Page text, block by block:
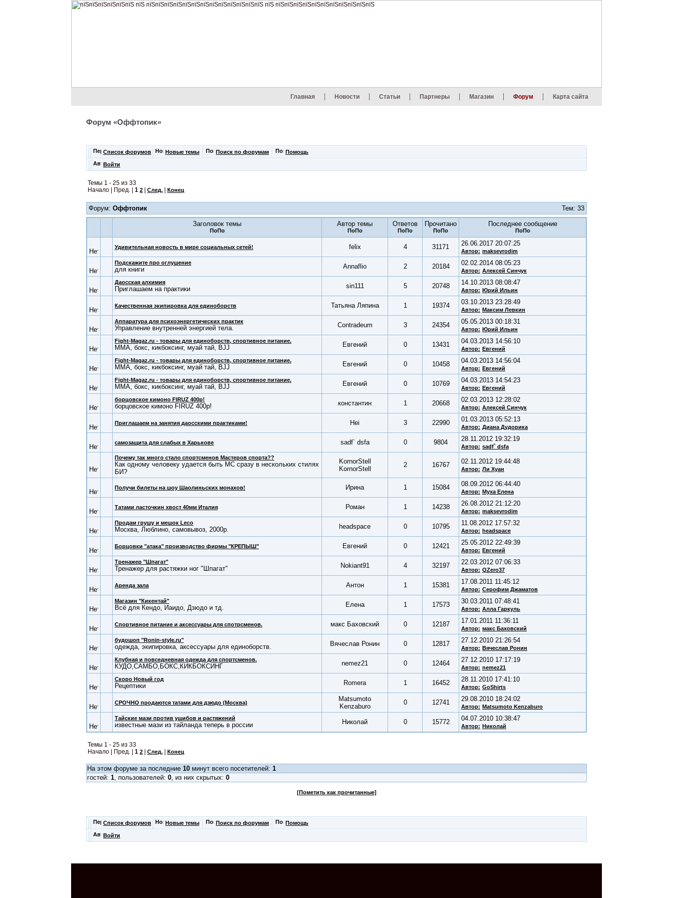
Главная Новости Статьи Партнеры Магазин Форум Карта сайта
Форум «Оффтопик»
Список форумов Новые темы Поиск по форумам Помощь
Войти
Темы 1 - 25 из 33
Начало | Пред. | 1 2 След. Конец
Форум: Оффтопик Тем: 33
Заголовок темы Автор темы Ответов Прочитано Последнее сообщение
Удивительная новость в мире социальных сетей! felix 4 31171 26.06.2017 20:07:25
Автор: maksevrodim
Подскажите про оглушение
для книги Annaflio 2 20184 02.02.2014 08:05:23
Автор: Алексей Синчук
Даосская алхимия
Приглашаем на практики sin111 5 20748 14.10.2013 08:08:47
Автор: Юрий Ильин
Качественная экипировка для единоборств Татьяна Ляпина 1 19374 03.10.2013 23:28:49
Автор: Максим Левкин
Аппаратура для психоэнергетических практик
Управление внутренней энергией тела. Contradeum 3 24354 05.05.2013 00:18:31
Автор: Юрий Ильин
Fight-Magaz.ru - товары для единоборств, спортивное питание.
ММА, бокс, кикбоксинг, муай тай, BJJ Евгений 0 13431 04.03.2013 14:56:10
Автор: Евгений
Fight-Magaz.ru - товары для единоборств, спортивное питание.
ММА, бокс, кикбоксинг, муай тай, BJJ Евгений 0 10458 04.03.2013 14:56:04
Автор: Евгений
Fight-Magaz.ru - товары для единоборств, спортивное питание.
ММА, бокс, кикбоксинг, муай тай, BJJ Евгений 0 10769 04.03.2013 14:54:23
Автор: Евгений
борцовское кимоно FIRUZ 400р!
борцовское кимоно FIRUZ 400р! константин 1 20668 02.03.2013 12:28:02
Автор: Алексей Синчук
Приглашаем на занятия даосскими практиками! Hei 3 22990 01.03.2013 05:52:13
Автор: Диана Дудорика
самозащита для слабых в Харькове sadf` dsfa 0 9804 28.11.2012 19:32:19
Автор: sadf` dsfa
Почему так много стало спортсменов Мастеров спорта??
Как одному человеку удается быть МС сразу в нескольких стилях
БИ?
KornorStell
KornorStell
2 16767 02.11.2012 19:44:48
Автор: Ли Хуан
Получи билеты на шоу Шаолиньских монахов! Ирина 1 15084 08.09.2012 06:44:40
Автор: Муха Елена
Татами ласточкин хвост 40мм Италия Роман 1 14238 26.08.2012 21:12:20
Автор: maksevrodim
Продам грушу и мешок Leco
Москва, Люблино, самовывоз, 2000p. headspace 0 10795 11.08.2012 17:57:32
Автор: headspace
Борцовки "атака" производство фирмы "КРЕПЫШ" Евгений 0 12421 25.05.2012 22:49:39
Автор: Евгений
Тренажер "Шпагат"
Тренажер для растяжки ног "Шпагат" Nokiant91 4 32197 22.03.2012 07:06:33
Автор: QZero37
Аренда зала Антон 1 15381 17.08.2011 11:45:12
Автор: Серофим Джаматов
Магазин "Кикентай"
Всё для Кендо, Иаидо, Дзюдо и тд. Елена 1 17573 30.03.2011 07:48:41
Автор: Алла Гаркуль
Cпортивное питание и аксессуары для спотрсменов. макс Баховский 0 12187 17.01.2011 11:36:11
Автор: макс Баховский
будошоп "Ronin-style.ru"
одежда, экипировка, аксессуары для единоборств. Вячеслав Ронин 0 12817 27.12.2010 21:26:54
Автор: Вячеслав Ронин
Клубная и повседневная одежда для спортсменов.
КУДО,САМБО,БОКС,КИКБОКСИНГ nemez21 0 12464 27.12.2010 17:17:19
Автор: nemez21
Скоро Новый год
Рецептики Romera 1 16452 28.11.2010 17:41:10
Автор: GoShirts
СРОЧНО продаются татами для дзюдо (Москва)
Matsumoto
Kenzaburo
0 12741 29.08.2010 18:24:02
Автор: Matsumoto Kenzaburo
Тайские мази против ушибов и растяжений
известные мази из тайланда теперь в россии Николай 0 15772 04.07.2010 10:38:47
Автор: Николай
Темы 1 - 25 из 33
Начало | Пред. | 1 2 След. Конец
На этом форуме за последние 10 минут всего посетителей: 1
гостей: 1, пользователей: 0, из них скрытых: 0
[Пометить как прочитанные]
Список форумов Новые темы Поиск по форумам Помощь
Войти